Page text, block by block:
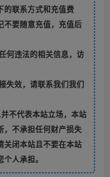
的联系方式和充值费
不要随意充值，充值后
何违法的相关信息，访
失效，请联系我们我们
不代表本站立场，本站
，不承担任何财产损失
关闭本站且不要在本站
人承担。